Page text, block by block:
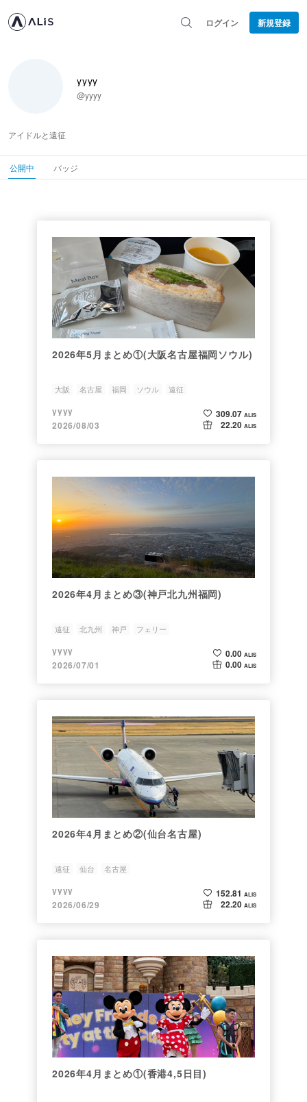
ログイン 新規登録
yyyy
@yyyy
アイドルと遠征
公開中 バッジ
2026年5月まとめ①(大阪名古屋福岡ソウル)
大阪 名古屋 福岡 ソウル 遠征
yyyy
2026/08/03
309.07 ALIS
22.20 ALIS
2026年4月まとめ③(神戸北九州福岡)
遠征 北九州 神戸 フェリー
yyyy
2026/07/01
0.00 ALIS
0.00 ALIS
2026年4月まとめ②(仙台名古屋)
遠征 仙台 名古屋
yyyy
2026/06/29
152.81 ALIS
22.20 ALIS
2026年4月まとめ①(香港4,5日目)